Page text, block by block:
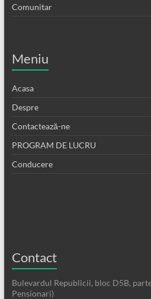
Comunitar
Meniu
Acasa
Despre
Contactează-ne
PROGRAM DE LUCRU
Conducere
Contact
Bulevardul Republicii, bloc D5B,
Pensionari)